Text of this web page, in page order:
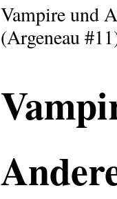
Vampire und
(Argeneau